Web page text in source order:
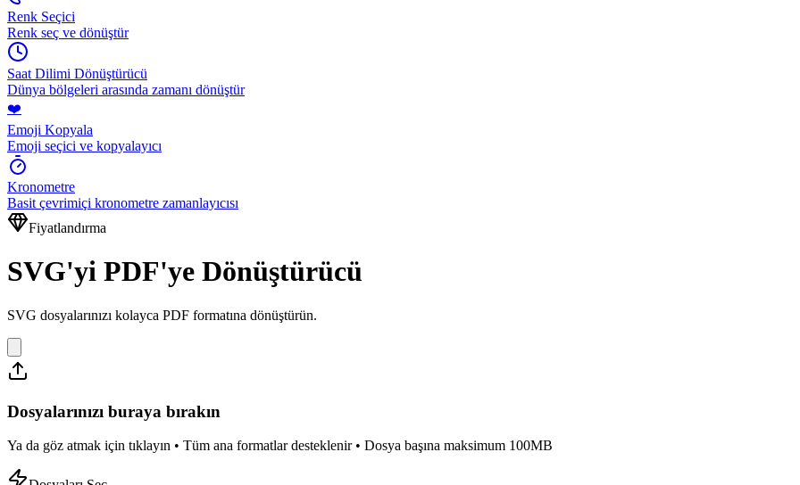
Renk Seçici
Renk seç ve dönüştür
Saat Dilimi Dönüştürücü
Dünya bölgeleri arasında zamanı dönüştür
❤️
Emoji Kopyala
Emoji seçici ve kopyalayıcı
Kronometre
Basit çevrimiçi kronometre zamanlayıcısı
Fiyatlandırma
SVG'yi PDF'ye Dönüştürücü
SVG dosyalarınızı kolayca PDF formatına dönüştürün.
Dosyalarınızı buraya bırakın
Ya da göz atmak için tıklayın • Tüm ana formatlar desteklenir • Dosya başına maksimum 100MB